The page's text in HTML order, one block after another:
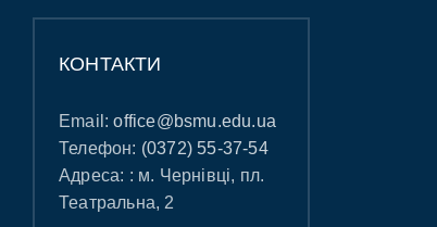
КОНТАКТИ
Email:office@bsmu.edu.ua
Телефон: (0372) 55-37-54
Адреса: : м. Чернівці, пл.
Театральна, 2